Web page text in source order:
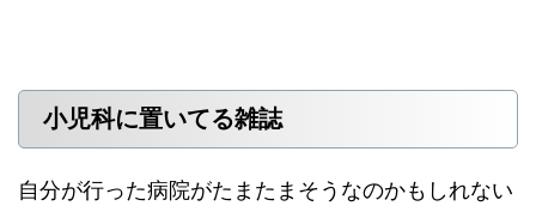
小児科に置いてる雑誌
自分が行った病院がたまたまそうなのかもしれない